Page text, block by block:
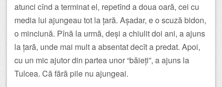
atunci cînd a terminat el, repetînd a doua oară, cei cu
media lui ajungeau tot la țară. Așadar, e o scuză bidon,
o minciună. Pînă la urmă, deși a chiulit doi ani, a ajuns
la țară, unde mai mult a absentat decît a predat. Apoi,
cu un mic ajutor din partea unor “băieți”, a ajuns la
Tulcea. Că fără pile nu ajungeai.